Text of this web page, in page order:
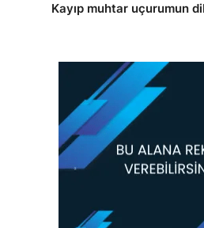
Kayıp muhtar uçurumun